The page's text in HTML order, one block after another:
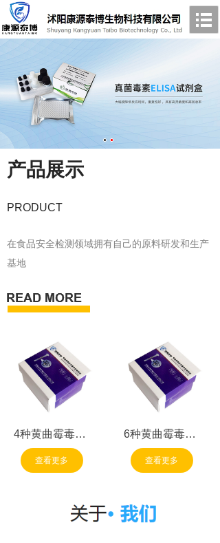
产品展示
PRODUCT
在食品安全检测领域拥有自己的原料研发和生产
基地
4种黄曲霉毒素
总量免疫亲和柱
查看更多
6种黄曲霉毒素
总量免疫亲和柱
查看更多